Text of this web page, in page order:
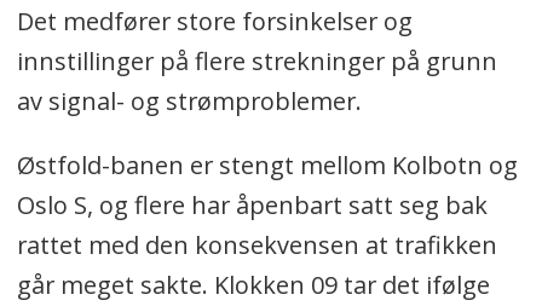
Det medfører store forsinkelser og
innstillinger på flere strekninger på grunn
av signal- og strømproblemer.
Østfold-banen er stengt mellom Kolbotn og
Oslo S, og flere har åpenbart satt seg bak
rattet med den konsekvensen at trafikken
går meget sakte. Klokken 09 tar det ifølge